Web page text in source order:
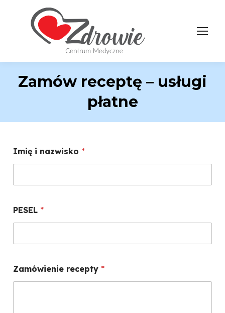
Zamów receptę – usługi
płatne
Imię i nazwisko *
PESEL *
Zamówienie recepty *